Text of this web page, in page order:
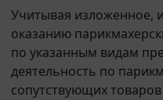
Учитывая изложенное,
оказанию
по указанным видам
деятельность по
сопутствующих